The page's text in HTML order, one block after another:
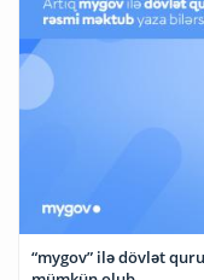
“mygov” ilə dövlət